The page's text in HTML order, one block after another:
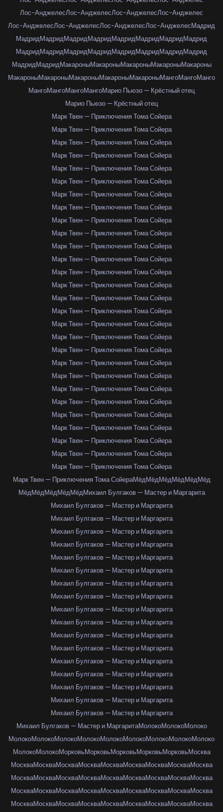
Лос-АнджелесЛос-АнджелесЛос-АнджелесЛос-Анджелес
Лос-АнджелесЛос-АнджелесЛос-АнджелесЛос-АнджелесМадрид
МадридМадридМадридМадридМадридМадридМадридМадрид
МадридМадридМадридМадридМадридМадридМадридМадрид
МадридМадридМакароныМакароныМакароныМакароныМакароны
МакароныМакароныМакароныМакароныМакароныМангоМангоМанго
МангоМангоМангоМангоМарио Пьюзо — Крёстный отец
Марио Пьюзо — Крёстный отец
Марк Твен — Приключения Тома Сойера
Марк Твен — Приключения Тома Сойера
Марк Твен — Приключения Тома Сойера
Марк Твен — Приключения Тома Сойера
Марк Твен — Приключения Тома Сойера
Марк Твен — Приключения Тома Сойера
Марк Твен — Приключения Тома Сойера
Марк Твен — Приключения Тома Сойера
Марк Твен — Приключения Тома Сойера
Марк Твен — Приключения Тома Сойера
Марк Твен — Приключения Тома Сойера
Марк Твен — Приключения Тома Сойера
Марк Твен — Приключения Тома Сойера
Марк Твен — Приключения Тома Сойера
Марк Твен — Приключения Тома Сойера
Марк Твен — Приключения Тома Сойера
Марк Твен — Приключения Тома Сойера
Марк Твен — Приключения Тома Сойера
Марк Твен — Приключения Тома Сойера
Марк Твен — Приключения Тома Сойера
Марк Твен — Приключения Тома Сойера
Марк Твен — Приключения Тома Сойера
Марк Твен — Приключения Тома Сойера
Марк Твен — Приключения Тома Сойера
Марк Твен — Приключения Тома Сойера
Марк Твен — Приключения Тома Сойера
Марк Твен — Приключения Тома Сойера
Марк Твен — Приключения Тома Сойера
Марк Твен — Приключения Тома СойераМёдМёдМёдМёдМёдМёд
МёдМёдМёдМёдМёдМихаил Булгаков — Мастер и Маргарита
Михаил Булгаков — Мастер и Маргарита
Михаил Булгаков — Мастер и Маргарита
Михаил Булгаков — Мастер и Маргарита
Михаил Булгаков — Мастер и Маргарита
Михаил Булгаков — Мастер и Маргарита
Михаил Булгаков — Мастер и Маргарита
Михаил Булгаков — Мастер и Маргарита
Михаил Булгаков — Мастер и Маргарита
Михаил Булгаков — Мастер и Маргарита
Михаил Булгаков — Мастер и Маргарита
Михаил Булгаков — Мастер и Маргарита
Михаил Булгаков — Мастер и Маргарита
Михаил Булгаков — Мастер и Маргарита
Михаил Булгаков — Мастер и Маргарита
Михаил Булгаков — Мастер и Маргарита
Михаил Булгаков — Мастер и Маргарита
Михаил Булгаков — Мастер и Маргарита
Михаил Булгаков — Мастер и МаргаритаМолокоМолокоМолоко
МолокоМолокоМолокоМолокоМолокоМолокоМолокоМолокоМолоко
МолокоМолокоМорковьМорковьМорковьМорковьМорковьМосква
МоскваМоскваМоскваМоскваМоскваМоскваМоскваМоскваМосква
МоскваМоскваМоскваМоскваМоскваМоскваМоскваМоскваМосква
МоскваМоскваМоскваМоскваМоскваМоскваМоскваМоскваМосква
МоскваМоскваМоскваМоскваМоскваМоскваМоскваМоскваМосква